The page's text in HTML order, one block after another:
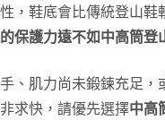
，鞋底會比傳統登山鞋
保護力遠不如中高筒登
、肌力尚未鍛鍊充足，
求快，請優先選擇中高